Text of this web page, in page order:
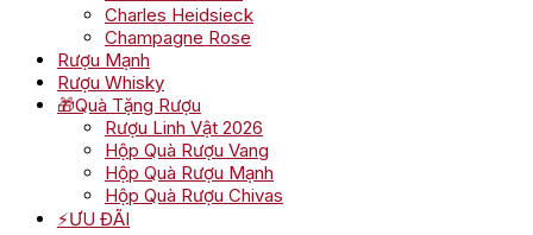
Charles Heidsieck
Champagne Rose
Rượu Mạnh
Rượu Whisky
🎁Quà Tặng Rượu
Rượu Linh Vật 2026
Hộp Quà Rượu Vang
Hộp Quà Rượu Mạnh
Hộp Quà Rượu Chivas
⚡ƯU ĐÃI